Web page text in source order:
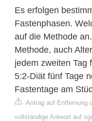
Es erfolgen
Fastenphasen.
auf die Methode
Methode, auch
jedem zweiten Tag
5:2-Diät fünf Tage
Fastentage am
Antrag auf Entfernung
vollständige Antwort auf